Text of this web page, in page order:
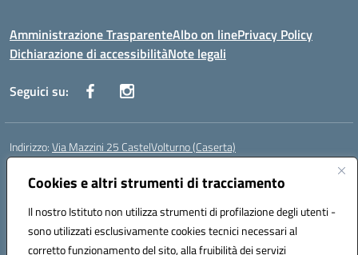
Cookies e altri strumenti di tracciamento
Il nostro Istituto non utilizza strumenti di profilazione degli utenti -
sono utilizzati esclusivamente cookies tecnici necessari al
corretto funzionamento del sito, alla fruibilità dei servizi
Amministrazione TrasparenteAlbo on linePrivacy Policy
Dichiarazione di accessibilitàNote legali
Seguici su:
Indirizzo:Via Mazzini 25 CastelVolturno (Caserta)
Centralino:
Posta elettronica certificata (PEC):ceis014005@pec.istruzione.it
Codice fiscale: 93063510619
Codice meccanografico:CEIS014005
Codice Indice delle Pubbliche Amministrazioni (IPA): istsc_ceis014005